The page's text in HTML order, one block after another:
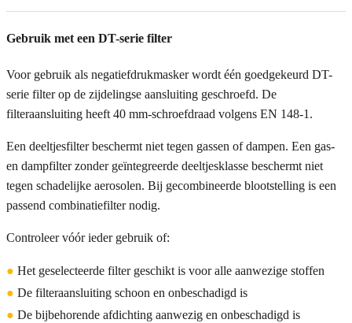
Gebruik met een DT-serie filter
Voor gebruik als negatiefdrukmasker wordt één goedgekeurd DT-
serie filter op de zijdelingse aansluiting geschroefd. De
filteraansluiting heeft 40 mm-schroefdraad volgens EN 148-1.
Een deeltjesfilter beschermt niet tegen gassen of dampen. Een gas-
en dampfilter zonder geïntegreerde deeltjesklasse beschermt niet
tegen schadelijke aerosolen. Bij gecombineerde blootstelling is een
passend combinatiefilter nodig.
Controleer vóór ieder gebruik of:
● Het geselecteerde filter geschikt is voor alle aanwezige stoffen
● De filteraansluiting schoon en onbeschadigd is
● De bijbehorende afdichting aanwezig en onbeschadigd is